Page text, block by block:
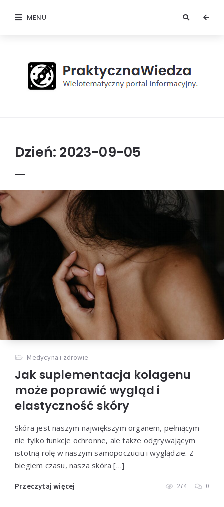
MENU
Dzień: 2023-09-05
Medycyna i zdrowie
Jak suplementacja kolagenu
może poprawić wygląd i
elastyczność skóry
Skóra jest naszym największym organem, pełniącym
nie tylko funkcje ochronne, ale także odgrywającym
istotną rolę w naszym samopoczuciu i wyglądzie. Z
biegiem czasu, nasza skóra […]
Przeczytaj więcej 274 0